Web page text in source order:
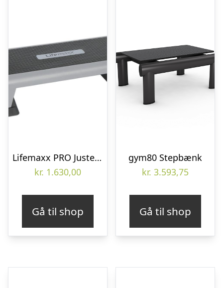
Lifemaxx PRO Justerbar Stepbænk
kr. 1.630,00
Gå til shop
gym80 Stepbænk
kr. 3.593,75
Gå til shop